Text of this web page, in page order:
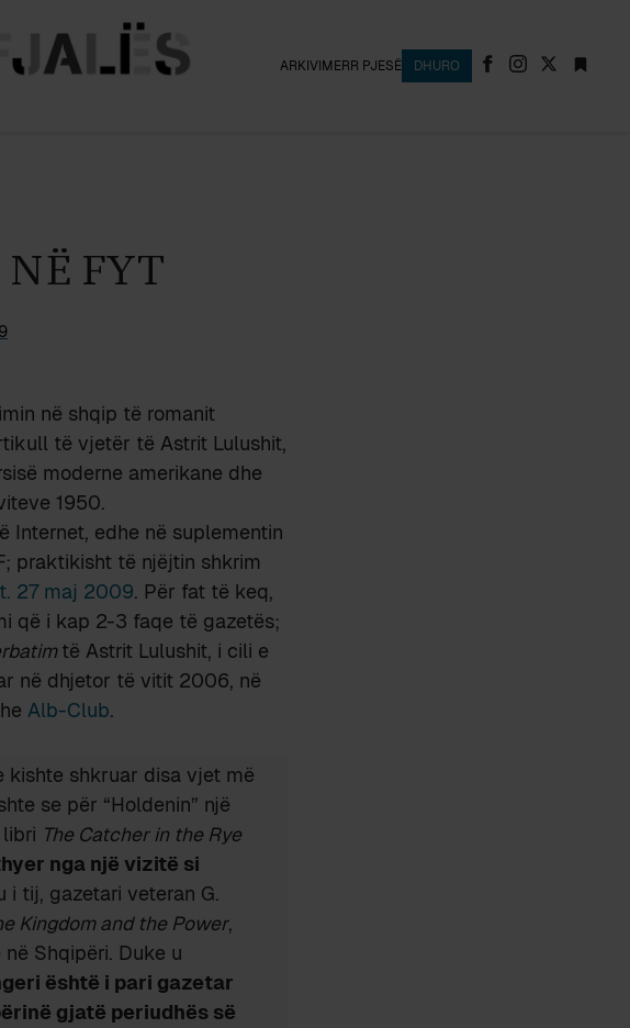
ARKIVIMERR PJESË DHURO
FYT
në shqip të romanit
të vjetër të Astrit Lulushit,
moderne amerikane dhe
1950.
Internet, edhe në suplementin
praktikisht të njëjtin shkrim
27 maj 2009. Për fat të keq,
që i kap 2-3 faqe të gazetës;
të Astrit Lulushit, i cili e
në dhjetor të vitit 2006, në
Alb-Club.
kishte shkruar disa vjet më
se për “Holdenin” një
The Catcher in the Rye
nga një vizitë si
i tij, gazetari veteran G.
Kingdom and the Power,
Shqipëri. Duke u
është i pari gazetar
gjatë periudhës së